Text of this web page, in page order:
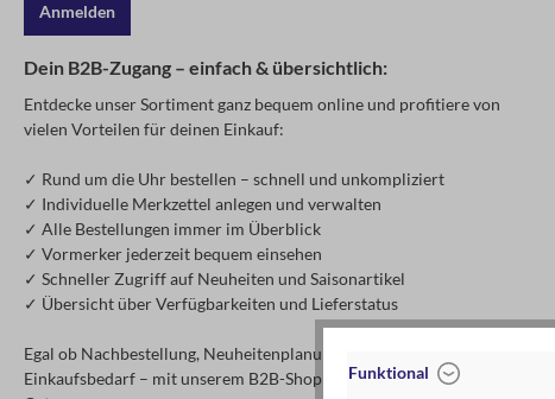
Anmelden
Dein B2B-Zugang – einfach & übersichtlich:
Entdecke unser Sortiment ganz bequem online und profitiere von
vielen Vorteilen für deinen Einkauf:
✓ Rund um die Uhr bestellen – schnell und unkompliziert
✓ Individuelle Merkzettel anlegen und verwalten
✓ Alle Bestellungen immer im Überblick
✓ Vormerker jederzeit bequem einsehen
✓ Schneller Zugriff auf Neuheiten und Saisonartikel
✓ Übersicht über Verfügbarkeiten und Lieferstatus
Egal ob Nachbestellung, Neuheitenplanung oder spontaner
Einkaufsbedarf – mit unserem B2B-Shop hast du alles an einem
Funktional